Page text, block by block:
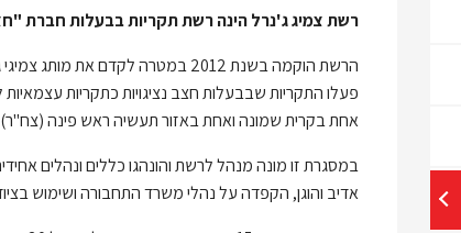
רשת צמיג ג'נרל הינה רשת תקריות בבעלות חברת
אחת בקרית שמונה ואחת באזור תעשיה ראש פינה (צח"ר)
במסגרת זו מונה מנהל לרשת והונהגו כללים ונהלים
אדיב והוגן, הקפדה על נהלי משרד התחבורה ושימוש